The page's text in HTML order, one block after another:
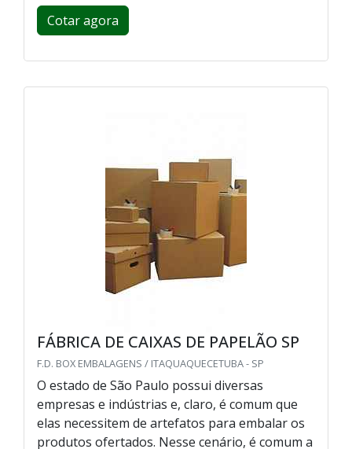
Cotar agora
FÁBRICA DE CAIXAS DE PAPELÃO SP
F.D. BOX EMBALAGENS / ITAQUAQUECETUBA - SP
O estado de São Paulo possui diversas
empresas e indústrias e, claro, é comum que
elas necessitem de artefatos para embalar os
produtos ofertados. Nesse cenário, é comum a